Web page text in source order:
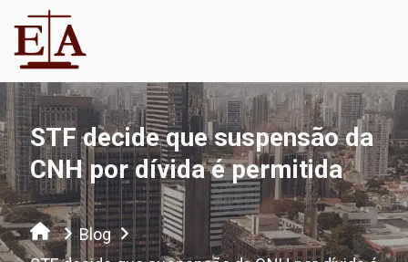
STF decide que suspensão da
CNH por dívida é permitida
Blog